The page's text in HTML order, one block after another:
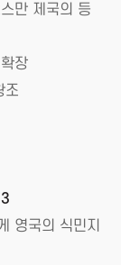
만 제국의 등
장
조
영국의 식민지